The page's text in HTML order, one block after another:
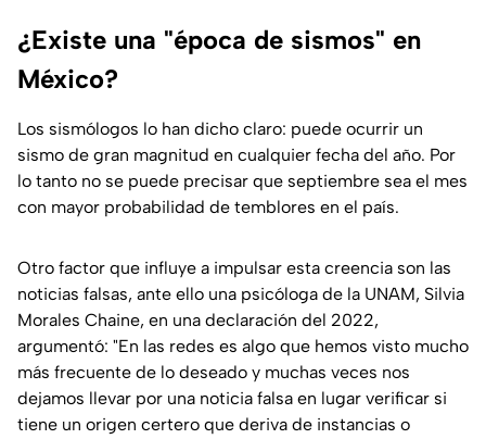
¿Existe una "época de sismos" en
México?
Los sismólogos lo han dicho claro: puede ocurrir un
sismo de gran magnitud en cualquier fecha del año. Por
lo tanto no se puede precisar que septiembre sea el mes
con mayor probabilidad de temblores en el país.
Otro factor que influye a impulsar esta creencia son las
noticias falsas, ante ello una psicóloga de la UNAM, Silvia
Morales Chaine, en una declaración del 2022,
argumentó: "En las redes es algo que hemos visto mucho
más frecuente de lo deseado y muchas veces nos
dejamos llevar por una noticia falsa en lugar verificar si
tiene un origen certero que deriva de instancias o